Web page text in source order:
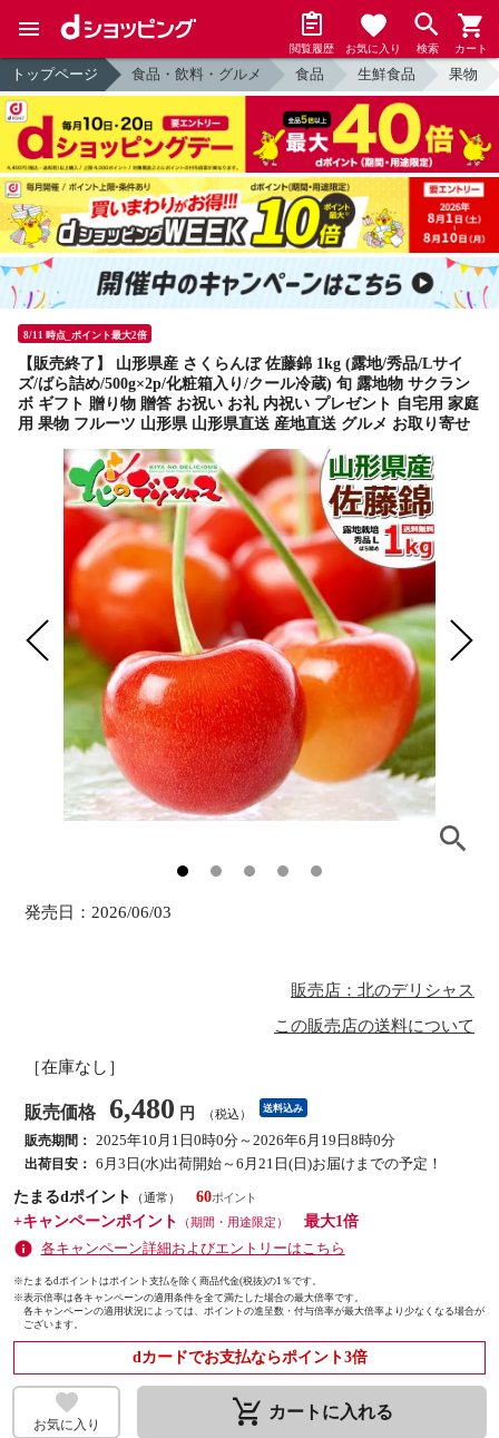
閲覧履歴 お気に入り 検索 カート
トップページ 食品・飲料・グルメ 食品 生鮮食品 果物
8/11 時点_ポイント最大2倍
【販売終了】 山形県産 さくらんぼ 佐藤錦 1kg (露地/秀品/Lサイ
ズ/ばら詰め/500g×2p/化粧箱入り/クール冷蔵) 旬 露地物 サクラン
ボ ギフト 贈り物 贈答 お祝い お礼 内祝い プレゼント 自宅用 家庭
用 果物 フルーツ 山形県 山形県直送 産地直送 グルメ お取り寄せ
発売日： 2026/06/03
販売店：北のデリシャス
この販売店の送料について
［在庫なし］
販売価格 6,480 円 （税込） 送料込み
販売期間： 2025年10月1日0時0分～2026年6月19日8時0分
出荷目安： 6月3日(水)出荷開始～6月21日(日)お届けまでの予定！
たまるdポイント
（通常）
60
+キャンペーンポイント
（期間・用途限定）
最大1倍
各キャンペーン詳細およびエントリーはこちら
※たまるdポイントはポイント支払を除く商品代金(税抜)の1％です。
※表示倍率は各キャンペーンの適用条件を全て満たした場合の最大倍率です。
各キャンペーンの適用状況によっては、ポイントの進呈数・付与倍率が最大倍率より少なくなる場合が
ございます。
dカードでお支払ならポイント3倍
お気に入り remove_shopping_cart カートに入れる